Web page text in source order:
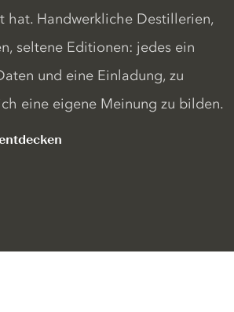
hat. Handwerkliche Destillerien,
seltene Editionen: jedes ein
und eine Einladung, zu
eine eigene Meinung zu bilden.